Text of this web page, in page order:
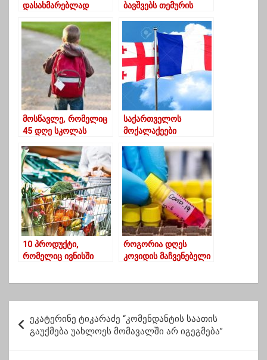
დასახმარებლად
პროგრამები
ფართოვდება”
ბავშვებს თემურის
გაიზრდებიან“
მოსწავლე, რომელიც
45 დღე სკოლას
შეუჩერდება
საქართველოს
მოქალაქეები
შესაძლოა,
საფრანგეთშიც
დასაქმდნენ
10 პროდუქტი,
რომელიც ივნისში
როგორია დღეს
კოვიდის მაჩვენებელი
ო
ს
ეკატერინე ტიკარაძე “კომენდანტის საათის
გაუქმება უახლოეს მომავალში არ იგეგმება”